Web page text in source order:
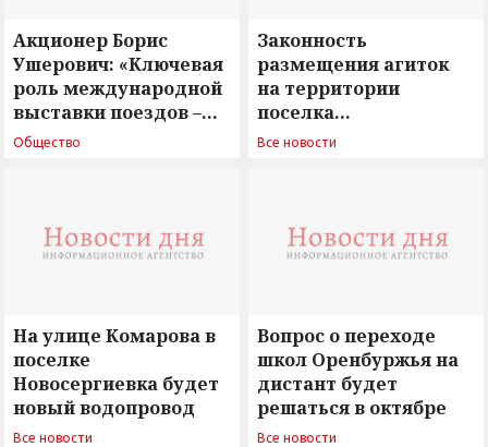
Акционер Борис
Ушерович: «Ключевая
роль международной
выставки поездов –
поиск ответов на
Общество
Законность
размещения агиток
на территории
поселка
Новосергиевка
Все новости
На улице Комарова в
поселке
Новосергиевка будет
новый водопровод
Все новости
Вопрос о переходе
школ Оренбуржья на
дистант будет
решаться в октябре
Все новости